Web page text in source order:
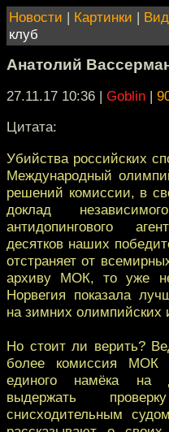
Новости | Картинки |
клуб
Анатолий
27.11.17 10:36 | Goblin |
Цитата:
Убийства российских
Международный
решений комиссии, в
доклад
антидопингового
десятков наших
отстраняет от
архиву МОК, то уже
Норвегия показала
на зимних олимпийских
Но стоит ли верить?
более комиссия МОК
единого намёка на
выдержать
снисходительным